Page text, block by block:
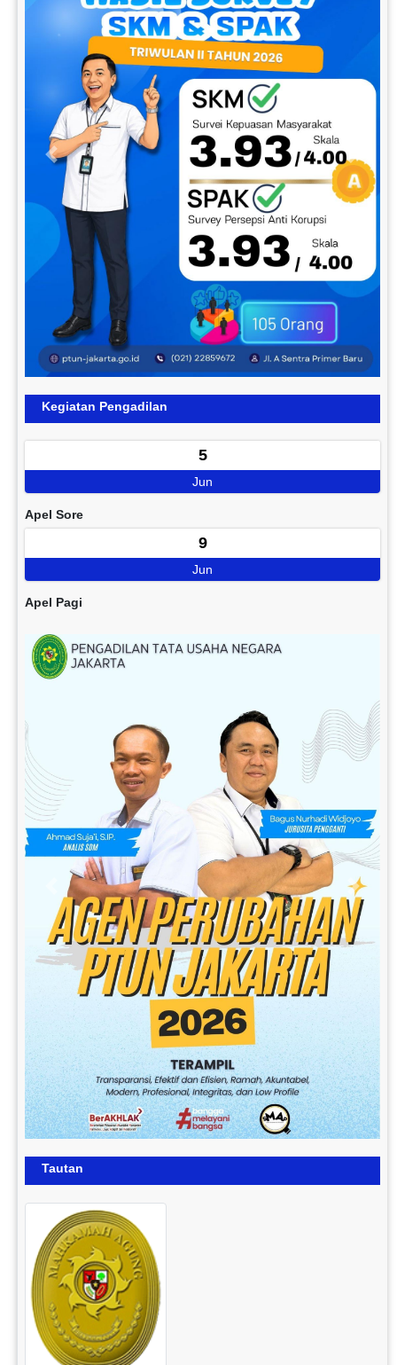
Previous Next
Kegiatan Pengadilan
5
Jun
Apel Sore
9
Jun
Apel Pagi
Previous Next
Tautan